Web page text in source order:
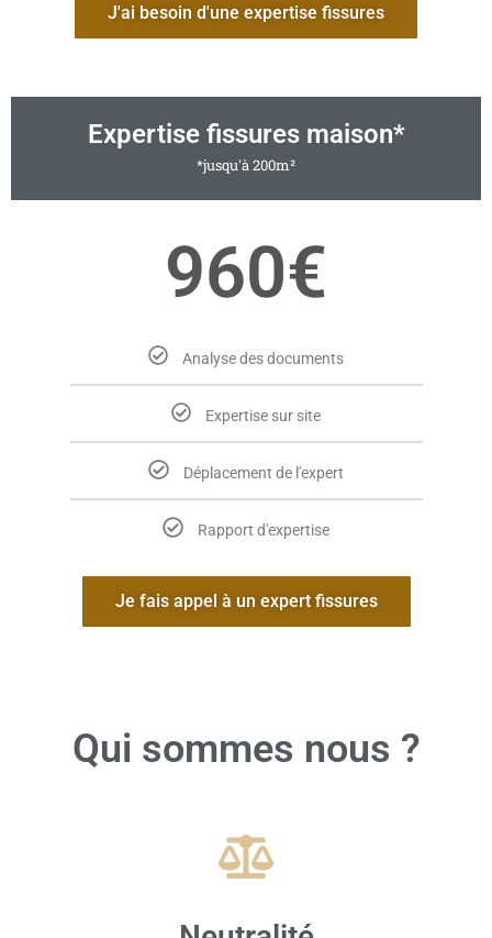
J'ai besoin d'une expertise fissures
Expertise fissures maison*
*jusqu'à 200m²
960€
Analyse des documents
Expertise sur site
Déplacement de l'expert
Rapport d'expertise
Je fais appel à un expert fissures
Qui sommes nous ?